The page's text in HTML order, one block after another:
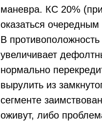
маневра. КС 20%
оказаться
В
увеличивает
нормально
вырулить из
сегменте
оживут, либо